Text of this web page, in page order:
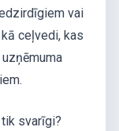
vai
ceļvedi, kas
svarīgi?